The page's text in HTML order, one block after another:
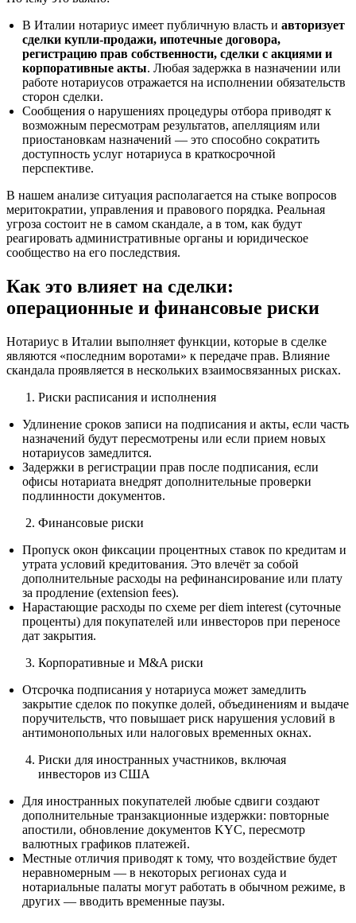
В Италии нотариус имеет публичную власть и авторизует
сделки купли-продажи, ипотечные договора,
регистрацию прав собственности, сделки с акциями и
корпоративные акты. Любая задержка в назначении или
работе нотариусов отражается на исполнении обязательств
сторон сделки.
Сообщения о нарушениях процедуры отбора приводят к
возможным пересмотрам результатов, апелляциям или
приостановкам назначений — это способно сократить
доступность услуг нотариуса в краткосрочной
перспективе.
В нашем анализе ситуация располагается на стыке вопросов
меритократии, управления и правового порядка. Реальная
угроза состоит не в самом скандале, а в том, как будут
реагировать административные органы и юридическое
сообщество на его последствия.
Как это влияет на сделки:
операционные и финансовые риски
Нотариус в Италии выполняет функции, которые в сделке
являются «последним воротами» к передаче прав. Влияние
скандала проявляется в нескольких взаимосвязанных рисках.
Риски расписания и исполнения
Удлинение сроков записи на подписания и акты, если часть
назначений будут пересмотрены или если прием новых
нотариусов замедлится.
Задержки в регистрации прав после подписания, если
офисы нотариата внедрят дополнительные проверки
подлинности документов.
Финансовые риски
Пропуск окон фиксации процентных ставок по кредитам и
утрата условий кредитования. Это влечёт за собой
дополнительные расходы на рефинансирование или плату
за продление (extension fees).
Нарастающие расходы по схеме per diem interest (суточные
проценты) для покупателей или инвесторов при переносе
дат закрытия.
Корпоративные и M&A риски
Отсрочка подписания у нотариуса может замедлить
закрытие сделок по покупке долей, объединениям и выдаче
поручительств, что повышает риск нарушения условий в
антимонопольных или налоговых временных окнах.
Риски для иностранных участников, включая
инвесторов из США
Для иностранных покупателей любые сдвиги создают
дополнительные транзакционные издержки: повторные
апостили, обновление документов KYC, пересмотр
валютных графиков платежей.
Местные отличия приводят к тому, что воздействие будет
неравномерным — в некоторых регионах суда и
нотариальные палаты могут работать в обычном режиме, в
других — вводить временные паузы.